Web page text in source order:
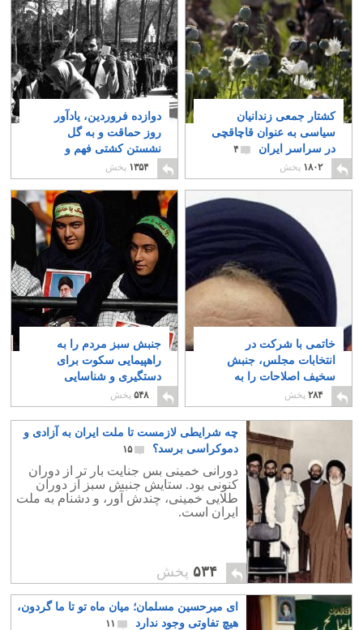
کشتار جمعی زندانیان
سیاسی به عنوان قاچاقچی
در سراسر ایران
۴
۱۸۰۲ پخش
دوازده فروردین، یادآور
روز حماقت و به گل
نشستن کشتی فهم و
شعور ایرانی است
۱۳۵۴ پخش
خاتمی با شرکت در
انتخابات مجلس، جنبش
سخیف اصلاحات را به
خاک سپرد
۲۸۴ پخش
جنبش سبز مردم را به
راهپیمایی سکوت برای
دستگیری و شناسایی
بیشتر دعوت می کند
۵۴۸ پخش
چه شرایطی لازمست تا ملت ایران به آزادی و
دموکراسی برسد؟
۱۵
دورانی خمینی بس جنایت بار تر از دوران
کنونی بود. ستایش جنبش سبز از دوران
طلایی خمینی، چندش آور، و دشنام به ملت
ایران است.
۵۳۴ پخش
ای میرحسین مسلمان؛ میان ماه تو تا ما گردون،
هیچ تفاوتی وجود ندارد
۱۱